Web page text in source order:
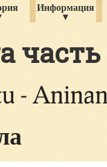
Информация
-